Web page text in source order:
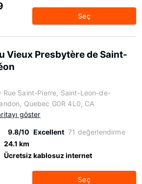
Seç
Vieux Presbytère de Saint-
Rue Saint-Pierre, Saint-Leon-de-
Quebec G0R 4L0, CA
göster
9.8/10 Excellent 71 değerlendirme
24.1 km
Ücretsiz kablosuz internet
Seç